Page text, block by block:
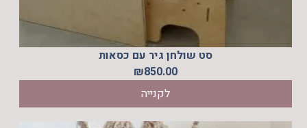
סט שולחן גיר עם כסאות
₪850.00
לקנייה